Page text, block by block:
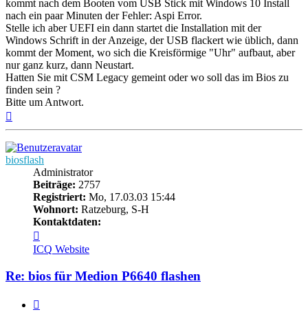
kommt nach dem Booten vom USB Stick mit Windows 10 Install
nach ein paar Minuten der Fehler: Aspi Error.
Stelle ich aber UEFI ein dann startet die Installation mit der
Windows Schrift in der Anzeige, der USB flackert wie üblich, dann
kommt der Moment, wo sich die Kreisförmige "Uhr" aufbaut, aber
nur ganz kurz, dann Neustart.
Hatten Sie mit CSM Legacy gemeint oder wo soll das im Bios zu
finden sein ?
Bitte um Antwort.
oben
biosflash
Administrator
Beiträge: 2757
Registriert: Mo, 17.03.03 15:44
Wohnort: Ratzeburg, S-H
Kontaktdaten:
von
biosflash
ICQ Website
Re: bios für Medion P6640 flashen